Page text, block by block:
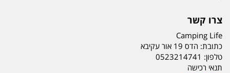
צרו קשר
Camping Life
כתובת: הדס 19 אור עקיבא
טלפון: 0523214741
תנאי רכישה